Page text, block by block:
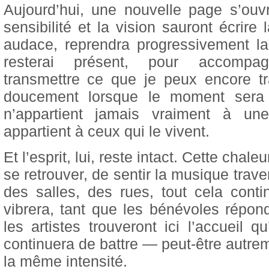
Aujourd’hui, une nouvelle page
sensibilité et la vision sauront écrire
audace, reprendra progressivement
resterai présent, pour
transmettre ce que je peux encore
doucement lorsque le moment
n’appartient jamais vraiment à
appartient à ceux qui le vivent.
Et l’esprit, lui, reste intact. Cette
se retrouver, de sentir la musique
des salles, des rues, tout cela
vibrera, tant que les bénévoles
les artistes trouveront ici l’accueil
continuera de battre — peut‑être
la même intensité.